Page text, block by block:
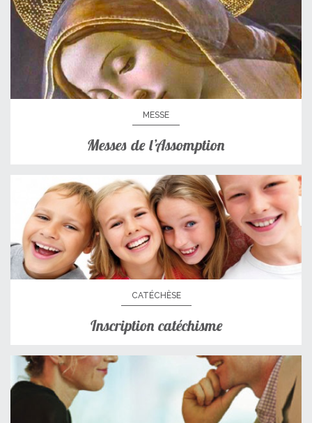
MESSE
Messes de l’Assomption
CATÉCHÈSE
Inscription catéchisme